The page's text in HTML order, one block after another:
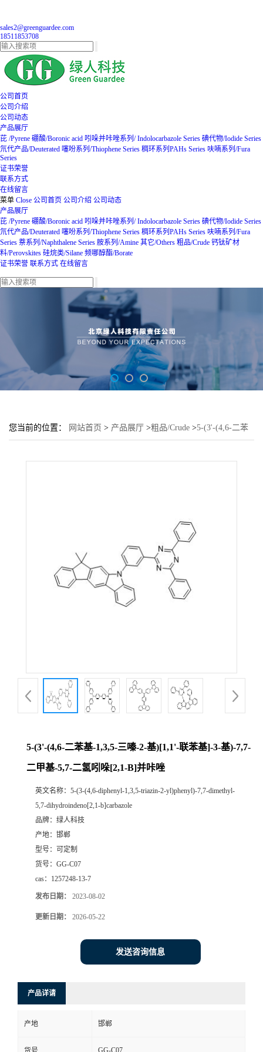
sales2@greenguardee.com
18511853708
公司首页
公司介绍
公司动态
产品展厅
芘 /Pyrene 硼酸/Boronic acid 吲哚并咔唑系列/ Indolocarbazole Series 碘代物/Iodide Series
氘代产品/Deuterated 噻吩系列/Thiophene Series 稠环系列PAHs Series 呋喃系列/Fura
Series
证书荣誉
联系方式
在线留言
菜单 Close 公司首页 公司介绍 公司动态
产品展厅
芘 /Pyrene 硼酸/Boronic acid 吲哚并咔唑系列/ Indolocarbazole Series 碘代物/Iodide Series
氘代产品/Deuterated 噻吩系列/Thiophene Series 稠环系列PAHs Series 呋喃系列/Fura
Series 萘系列/Naphthalene Series 胺系列/Amine 其它/Others 粗品/Crude 钙钛矿材
料/Perovskites 硅烷类/Silane 频哪醇酯/Borate
证书荣誉 联系方式 在线留言
您当前的位置： 网站首页 > 产品展厅 >粗品/Crude >5-(3'-(4,6-二苯
5-(3'-(4,6-二苯基-1,3,5-三嗪-2-基)[1,1'-联苯基]-3-基)-7,7-
二甲基-5,7-二氢吲哚[2,1-B]并咔唑
英文名称： 5-(3-(4,6-diphenyl-1,3,5-triazin-2-yl)phenyl)-7,7-dimethyl-
5,7-dihydroindeno[2,1-b]carbazole
品牌： 绿人科技
产地： 邯郸
型号：
可定制
货号： GG-C07
cas： 1257248-13-7
发布日期： 2023-08-02
更新日期： 2026-05-22
发送咨询信息
产品详请
产地 邯郸
GG-C07